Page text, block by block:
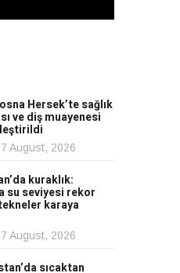
Hersek’te sağlık
ve diş muayenesi
7 August, 2026
kuraklık:
su seviyesi rekor
karaya
7 August, 2026
sıcaktan